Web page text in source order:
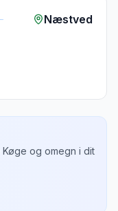
Næstved
Køge og omegn i dit